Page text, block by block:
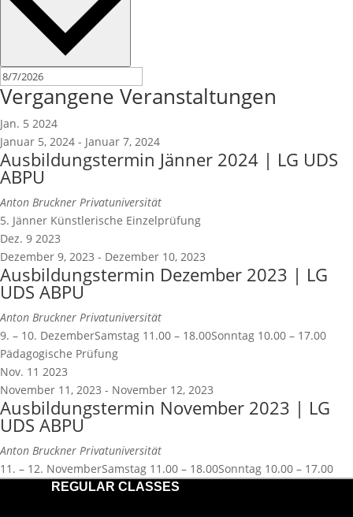
Vergangene Veranstaltungen
Jan. 5 2024
Januar 5, 2024 - Januar 7, 2024
Ausbildungstermin Jänner 2024 | LG UDS
ABPU
Anton Bruckner Privatuniversität
5. Jänner Künstlerische Einzelprüfung
Dez. 9 2023
Dezember 9, 2023 - Dezember 10, 2023
Ausbildungstermin Dezember 2023 | LG
UDS ABPU
Anton Bruckner Privatuniversität
9. – 10. DezemberSamstag 11.00 – 18.00Sonntag 10.00 – 17.00
Pädagogische Prüfung
Nov. 11 2023
November 11, 2023 - November 12, 2023
Ausbildungstermin November 2023 | LG
UDS ABPU
Anton Bruckner Privatuniversität
11. – 12. NovemberSamstag 11.00 – 18.00Sonntag 10.00 – 17.00
REGULAR CLASSES